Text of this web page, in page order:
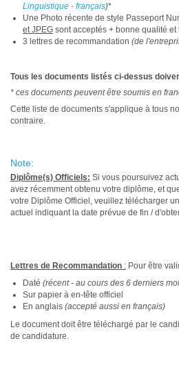
Linguistique - français)*
Une Photo récente de style Passeport
et JPEG sont acceptés + bonne qualité et
3 lettres de recommandation (de
Tous les documents listés ci-dessus
* ces documents peuvent être soumis en
Cette liste de documents s'applique à tous
contraire.
Note:
Diplôme(s) Officiels: Si vous poursuivez
avez récemment obtenu votre diplôme, et
votre Diplôme Officiel, veuillez télécharger
actuel indiquant la date prévue de fin /
Lettres de Recommandation : Pour être
Daté (récent - au cours des 6 derniers
Sur papier à en-tête officiel
En anglais (accepté aussi en français)
Le document doit être téléchargé par le
de candidature.